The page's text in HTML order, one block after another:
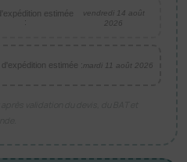
estimée
:
vendredi 14 août
2026
d'expédition estimée :mardi 11 août 2026